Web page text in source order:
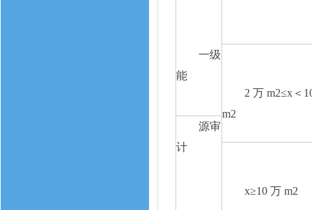
一级
能
2 万 m2≤x＜
m2
源审
计
x≥10 万 m2